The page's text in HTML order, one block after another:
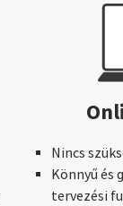
Nincs
Könnyű és
tervezési